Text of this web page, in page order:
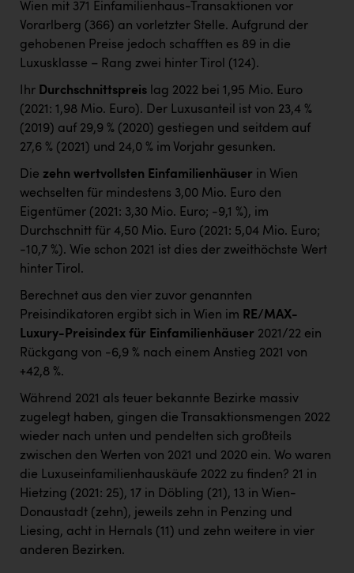
Wien mit 371 Einfamilienhaus-Transaktionen vor
Vorarlberg (366) an vorletzter Stelle. Aufgrund der
gehobenen Preise jedoch schafften es 89 in die
Luxusklasse – Rang zwei hinter Tirol (124).
Ihr Durchschnittspreis lag 2022 bei 1,95 Mio. Euro
(2021: 1,98 Mio. Euro). Der Luxusanteil ist von 23,4 %
(2019) auf 29,9 % (2020) gestiegen und seitdem auf
27,6 % (2021) und 24,0 % im Vorjahr gesunken.
Die zehn wertvollsten Einfamilienhäuser in Wien
wechselten für mindestens 3,00 Mio. Euro den
Eigentümer (2021: 3,30 Mio. Euro; -9,1 %), im
Durchschnitt für 4,50 Mio. Euro (2021: 5,04 Mio. Euro;
-10,7 %). Wie schon 2021 ist dies der zweithöchste Wert
hinter Tirol.
Berechnet aus den vier zuvor genannten
Preisindikatoren ergibt sich in Wien im RE/MAX-
Luxury-Preisindex für Einfamilienhäuser 2021/22 ein
Rückgang von -6,9 % nach einem Anstieg 2021 von
+42,8 %.
Während 2021 als teuer bekannte Bezirke massiv
zugelegt haben, gingen die Transaktionsmengen 2022
wieder nach unten und pendelten sich großteils
zwischen den Werten von 2021 und 2020 ein. Wo waren
die Luxuseinfamilienhauskäufe 2022 zu finden? 21 in
Hietzing (2021: 25), 17 in Döbling (21), 13 in Wien-
Donaustadt (zehn), jeweils zehn in Penzing und
Liesing, acht in Hernals (11) und zehn weitere in vier
anderen Bezirken.